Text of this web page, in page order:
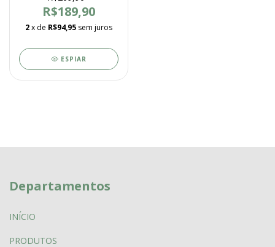
R$189,90
2x de R$94,95 sem juros
ESPIAR
Departamentos
INÍCIO
PRODUTOS